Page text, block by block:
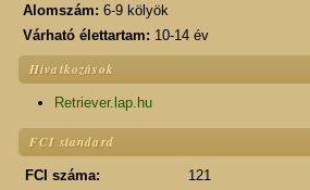
Alomszám: 6-9 kölyök
Várható élettartam: 10-14 év
Hivatkozások
Retriever.lap.hu
FCI standard
FCI száma:
121